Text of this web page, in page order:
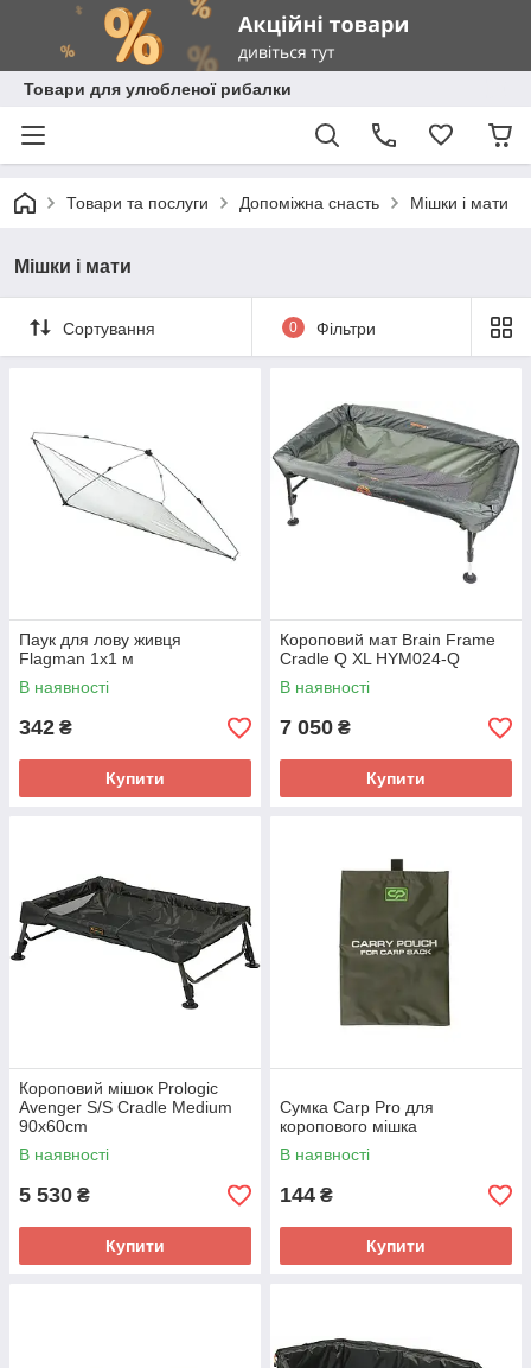
Товари для улюбленої рибалки
Товари та послуги Допоміжна снасть Мішки і мати
Мішки і мати
Сортування 0 Фільтри
Паук для лову живця
Flagman 1х1 м
В наявності
342 ₴
Купити
Короповий мат Brain Frame
Cradle Q XL HYM024-Q
В наявності
7 050 ₴
Купити
Короповий мішок Prologic
Avenger S/S Cradle Medium
90x60cm
В наявності
5 530 ₴
Купити
Сумка Carp Pro для
коропового мішка
В наявності
144 ₴
Купити